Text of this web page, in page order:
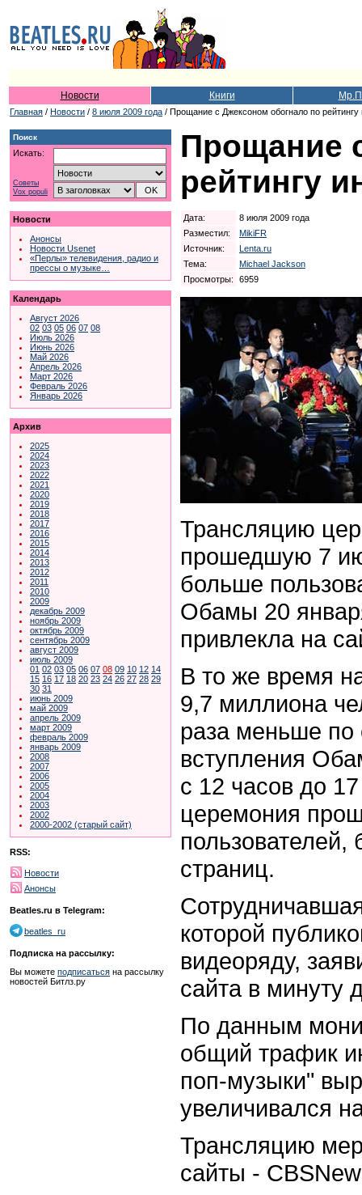
Новости Книги
Главная / Новости / 8 июля 2009 года / Прощание с Джексоном обогнало по
Поиск
Искать:
Советы
Vox populi
Новости
Анонсы
Новости Usenet
«Перлы» телевидения, радио и
прессы о музыке…
Календарь
Август 2026
02 03 05 06 07 08
Июль 2026
Июнь 2026
Май 2026
Апрель 2026
Март 2026
Февраль 2026
Январь 2026
Архив
2025
2024
2023
2022
2021
2020
2019
2018
2017
2016
2015
2014
2013
2012
2011
2010
2009
декабрь 2009
ноябрь 2009
октябрь 2009
сентябрь 2009
август 2009
июль 2009
01 02 03 05 06 07 08 09 10 12 14
15 16 17 18 20 23 24 26 27 28 29
30 31
июнь 2009
май 2009
апрель 2009
март 2009
февраль 2009
январь 2009
2008
2007
2006
2005
2004
2003
2002
2000-2002 (старый сайт)
RSS:
Новости
Анонсы
Beatles.ru в Telegram:
beatles_ru
Подписка на рассылку:
Вы можете подписаться на рассылку
новостей Битлз.ру
Прощание
рейтингу
Дата:
8 июля 2009 года
Разместил:
MikiFR
Источник:
Lenta.ru
Тема:
Michael Jackson
Просмотры:
6959
Трансляцию
прошедшую 7
больше
Обамы 20
привлекла на
В то же время
9,7 миллиона
раза меньше по
вступления
с 12 часов до
церемония
страниц.
которой
видеоряду,
сайта в минуту
По данным
общий трафик
поп-музыки"
увеличивался
Трансляцию
сайты -